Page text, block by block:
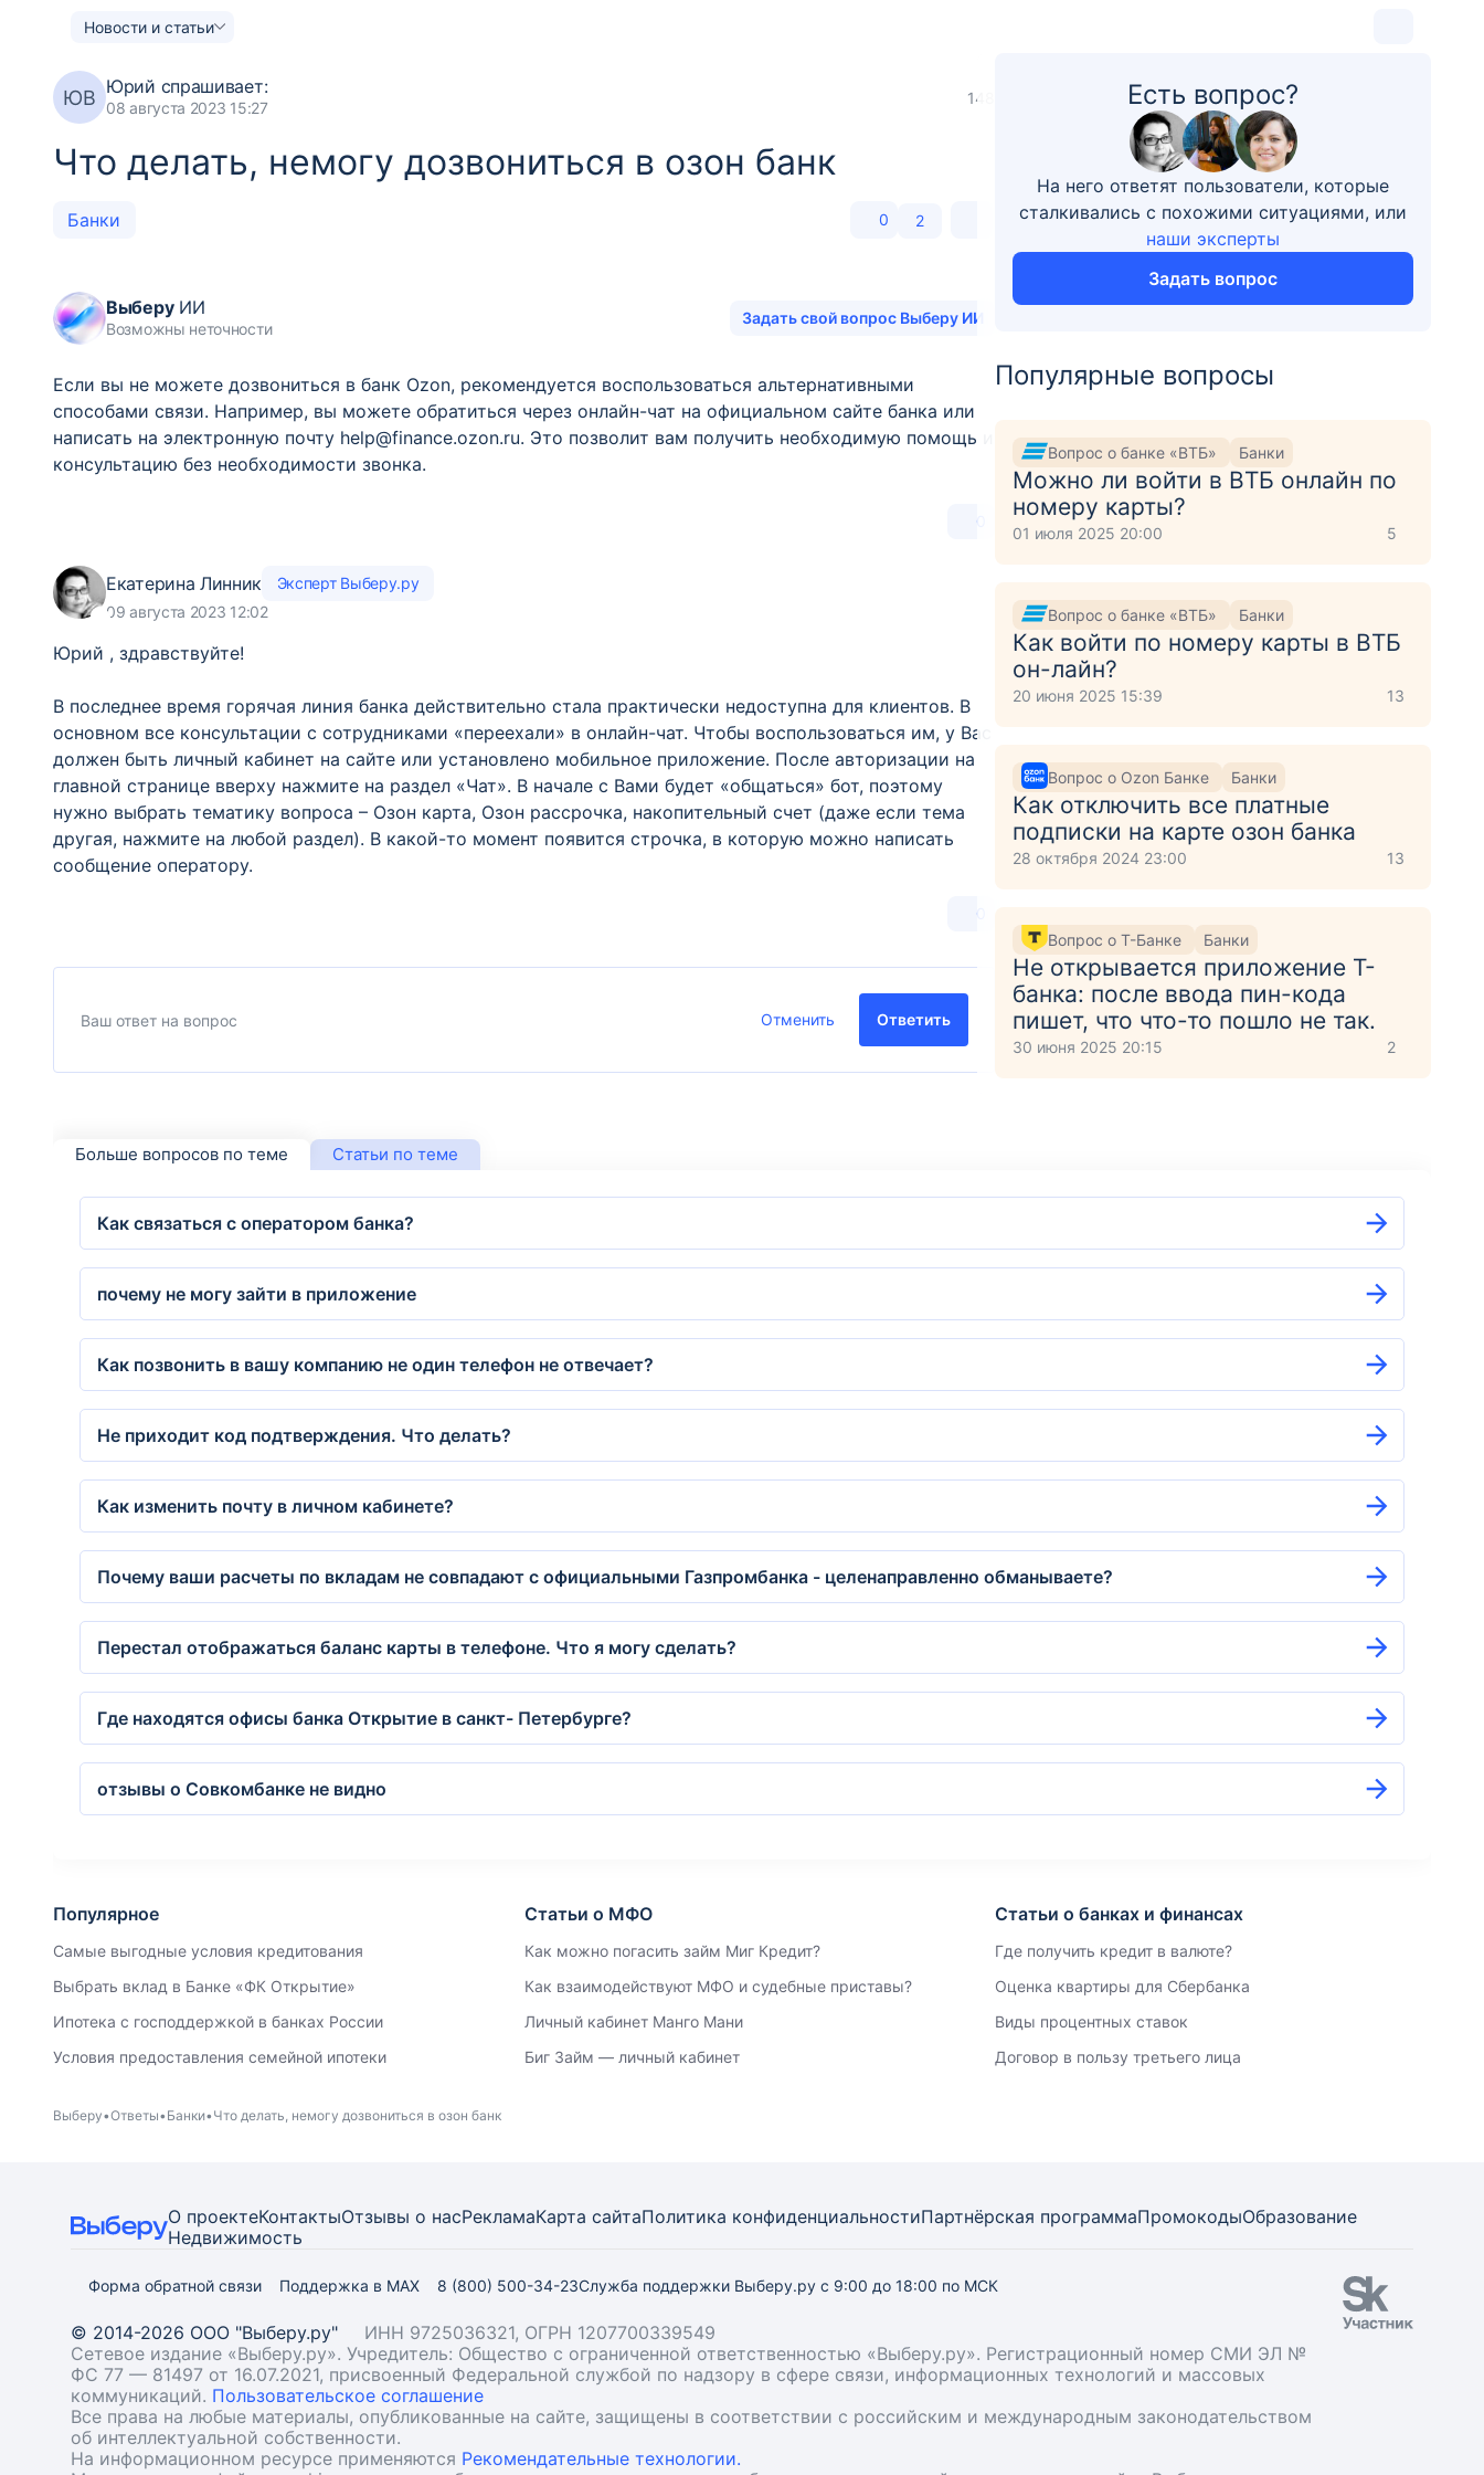
Новости и статьи
ЮВ Юрий спрашивает:
08 августа 2023 15:27
148
Что делать, немогу дозвониться в озон банк
Банки 0 2
ВыберуИИ
Возможны неточности
Задать свой вопрос Выберу ИИ
Если вы не можете дозвониться в банк Ozon, рекомендуется воспользоваться альтернативными
способами связи. Например, вы можете обратиться через онлайн-чат на официальном сайте банка или
написать на электронную почту help@finance.ozon.ru. Это позволит вам получить необходимую помощь и
консультацию без необходимости звонка.
0
Екатерина Линник
Эксперт Выберу.ру
09 августа 2023 12:02
Юрий , здравствуйте!
В последнее время горячая линия банка действительно стала практически недоступна для клиентов. В
основном все консультации с сотрудниками «переехали» в онлайн-чат. Чтобы воспользоваться им, у Вас
должен быть личный кабинет на сайте или установлено мобильное приложение. После авторизации на
главной странице вверху нажмите на раздел «Чат». В начале с Вами будет «общаться» бот, поэтому
нужно выбрать тематику вопроса – Озон карта, Озон рассрочка, накопительный счет (даже если тема
другая, нажмите на любой раздел). В какой-то момент появится строчка, в которую можно написать
сообщение оператору.
0
Отменить Ответить
Есть вопрос?
На него ответят пользователи, которые
сталкивались с похожими ситуациями, или
наши эксперты
Задать вопрос
Популярные вопросы
Вопрос о банке «ВТБ» Банки
Можно ли войти в ВТБ онлайн по
номеру карты?
01 июля 2025 20:00 5
Вопрос о банке «ВТБ» Банки
Как войти по номеру карты в ВТБ
он-лайн?
20 июня 2025 15:39 13
Вопрос о Ozon Банке Банки
Как отключить все платные
подписки на карте озон банка
28 октября 2024 23:00 13
Вопрос о Т-Банке Банки
Не открывается приложение Т-
банка: после ввода пин-кода
пишет, что что-то пошло не так.
30 июня 2025 20:15 2
Больше вопросов по теме Статьи по теме
Как связаться с оператором банка?
почему не могу зайти в приложение
Как позвонить в вашу компанию не один телефон не отвечает?
Не приходит код подтверждения. Что делать?
Как изменить почту в личном кабинете?
Почему ваши расчеты по вкладам не совпадают с официальными Газпромбанка - целенаправленно обманываете?
Перестал отображаться баланс карты в телефоне. Что я могу сделать?
Где находятся офисы банка Открытие в санкт- Петербурге?
отзывы о Совкомбанке не видно
Популярное
Самые выгодные условия кредитования
Выбрать вклад в Банке «ФК Открытие»
Ипотека с господдержкой в банках России
Условия предоставления семейной ипотеки
Статьи о МФО
Как можно погасить займ Миг Кредит?
Как взаимодействуют МФО и судебные приставы?
Личный кабинет Манго Мани
Биг Займ — личный кабинет
Статьи о банках и финансах
Где получить кредит в валюте?
Оценка квартиры для Сбербанка
Виды процентных ставок
Договор в пользу третьего лица
Выберу Ответы Банки Что делать, немогу дозвониться в озон банк
О проектеКонтактыОтзывы о насРекламаКарта сайтаПолитика конфиденциальностиПартнёрская программаПромокодыОбразование
Недвижимость
Форма обратной связи Поддержка в MAX 8 (800) 500-34-23Служба поддержки Выберу.ру с 9:00 до 18:00 по МСК
© 2014-2026 ООО "Выберу.ру"
ИНН 9725036321, ОГРН 1207700339549
Сетевое издание «Выберу.ру». Учредитель: Общество с ограниченной ответственностью «Выберу.ру». Регистрационный номер СМИ ЭЛ №
ФС 77 — 81497 от 16.07.2021, присвоенный Федеральной службой по надзору в сфере связи, информационных технологий и массовых
коммуникаций. Пользовательское соглашение
Все права на любые материалы, опубликованные на сайте, защищены в соответствии с российским и международным законодательством
об интеллектуальной собственности.
На информационном ресурсе применяются Рекомендательные технологии.